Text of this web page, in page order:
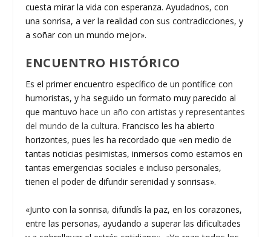
cuesta mirar la vida con esperanza. Ayudadnos, con
una sonrisa, a ver la realidad con sus contradicciones, y
a soñar con un mundo mejor».
ENCUENTRO HISTÓRICO
Es el primer encuentro específico de un pontífice con
humoristas, y ha seguido un formato muy parecido al
que mantuvohace un año con artistas y representantes
del mundo de la cultura. Francisco les ha abierto
horizontes, pues les ha recordado que «en medio de
tantas noticias pesimistas, inmersos como estamos en
tantas emergencias sociales e incluso personales,
tienen el poder de difundir serenidad y sonrisas».
«Junto con la sonrisa, difundís la paz, en los corazones,
entre las personas, ayudando a superar las dificultades